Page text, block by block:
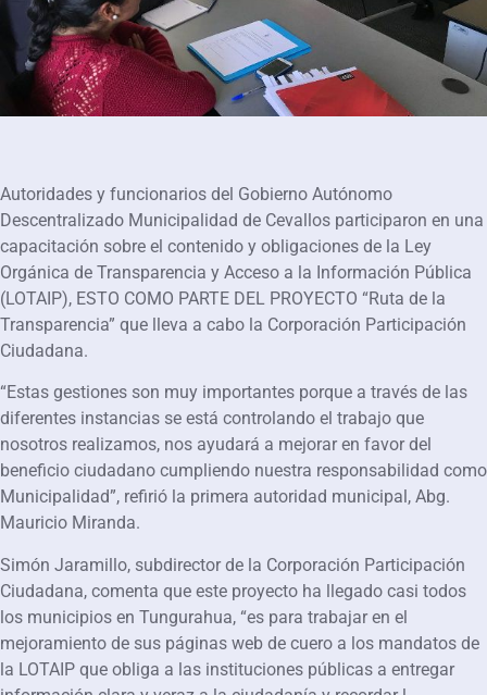
Autoridades y funcionarios del Gobierno Autónomo
Descentralizado Municipalidad de Cevallos participaron en una
capacitación sobre el contenido y obligaciones de la Ley
Orgánica de Transparencia y Acceso a la Información Pública
(LOTAIP), ESTO COMO PARTE DEL PROYECTO “Ruta de la
Transparencia” que lleva a cabo la Corporación Participación
Ciudadana.
“Estas gestiones son muy importantes porque a través de las
diferentes instancias se está controlando el trabajo que
nosotros realizamos, nos ayudará a mejorar en favor del
beneficio ciudadano cumpliendo nuestra responsabilidad como
Municipalidad”, refirió la primera autoridad municipal, Abg.
Mauricio Miranda.
Simón Jaramillo, subdirector de la Corporación Participación
Ciudadana, comenta que este proyecto ha llegado casi todos
los municipios en Tungurahua, “es para trabajar en el
mejoramiento de sus páginas web de cuero a los mandatos de
la LOTAIP que obliga a las instituciones públicas a entregar